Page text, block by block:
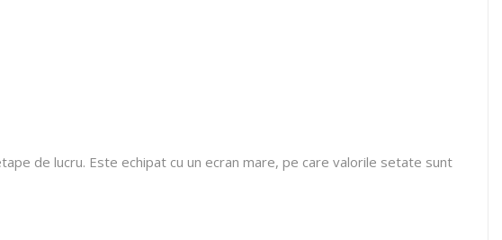
de lucru. Este echipat cu un ecran mare, pe care valorile setate sunt